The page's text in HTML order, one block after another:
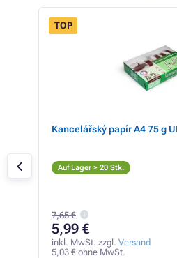
TOP
Kancelářský papír A4 75 g
Auf Lager > 20 Stk.
7,65 €
5,99 €
inkl. MwSt. zzgl. Versand
5,03 € ohne MwSt.